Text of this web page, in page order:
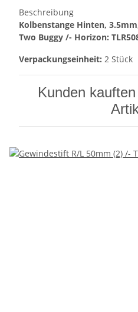
Beschreibung
Kolbenstange Hinten,
Two Buggy /- Horizon:
Verpackungseinheit: 2 Stück
Kunden